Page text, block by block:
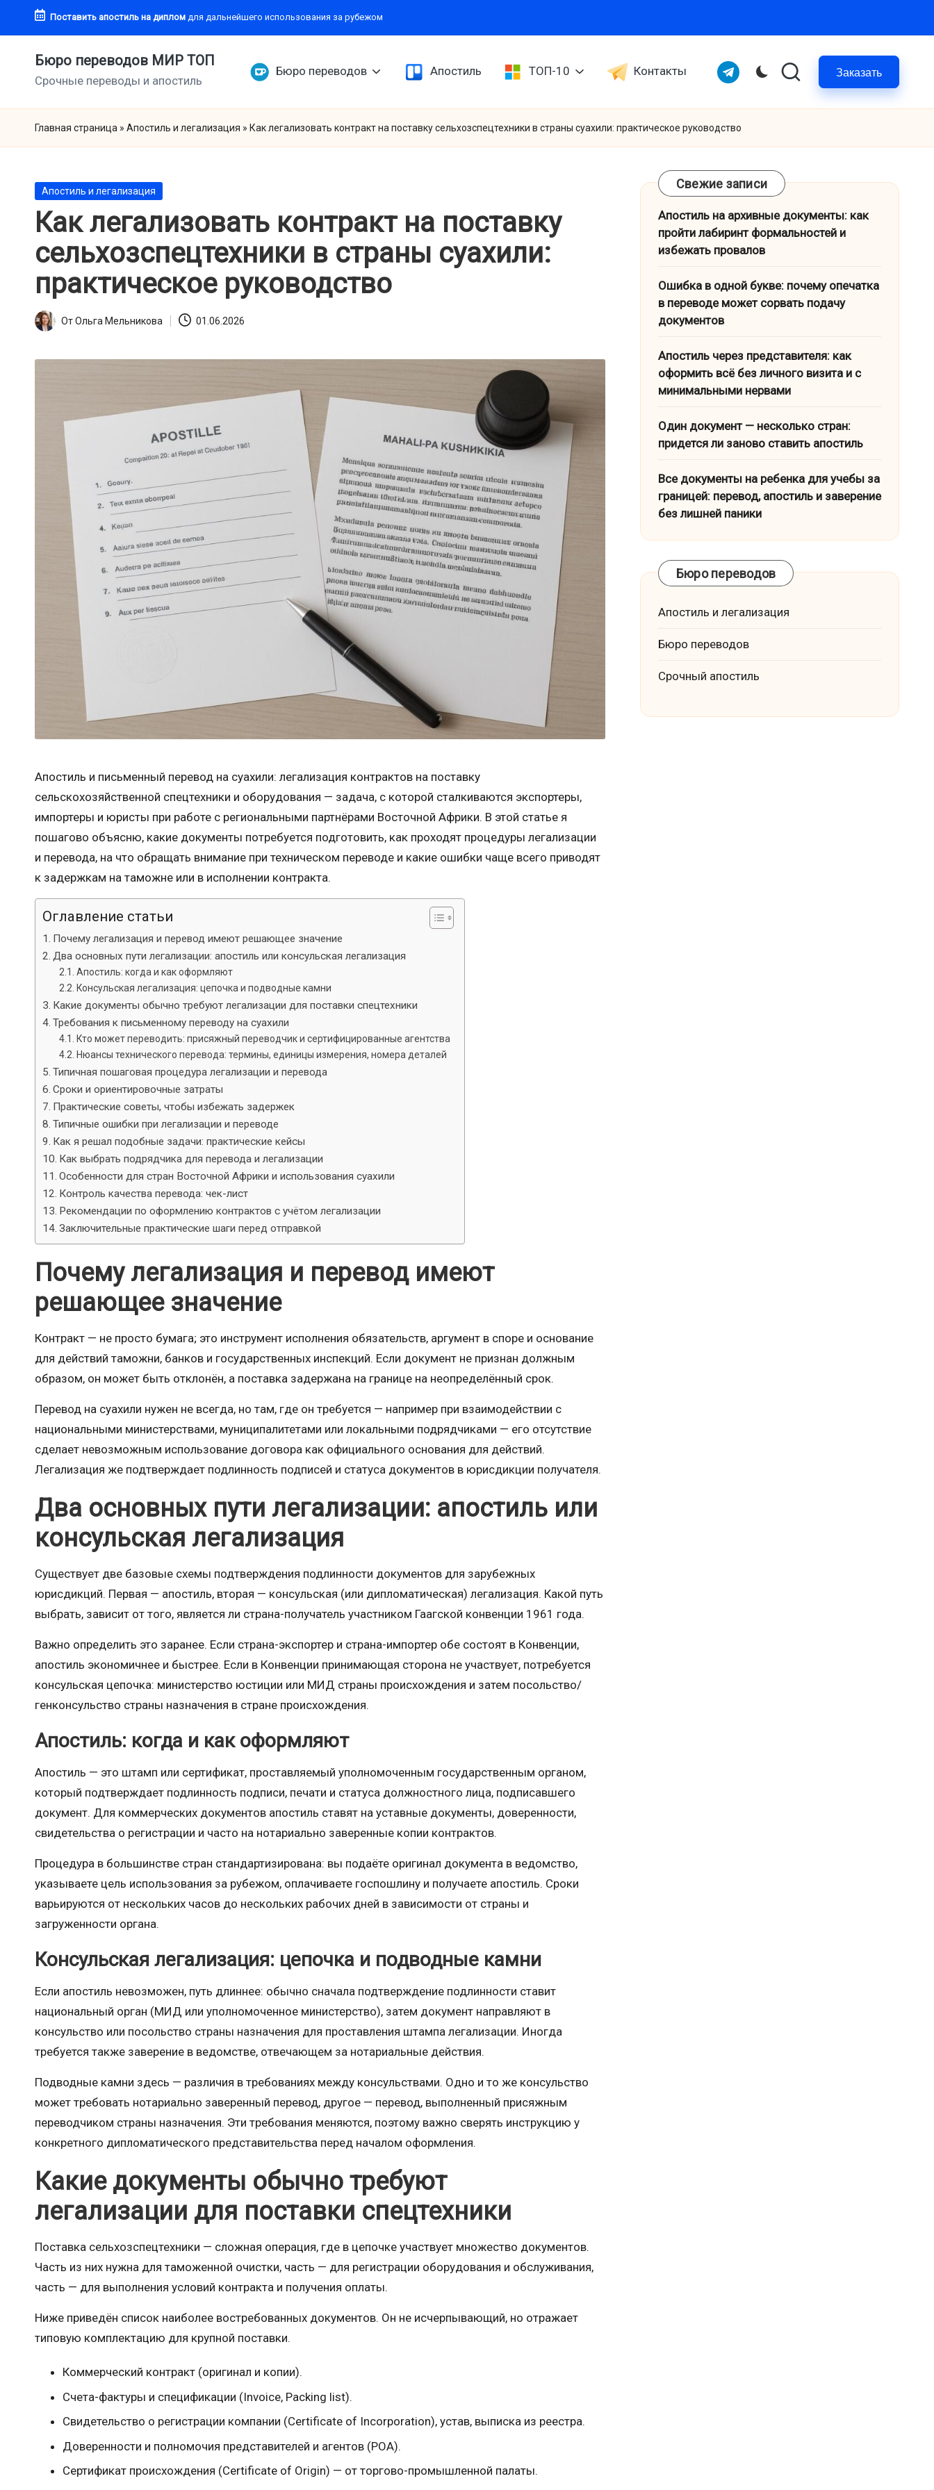
Перейти
содержимому
Поставить апостиль на диплом для дальнейшего использования за рубежом
Бюро переводов МИР ТОП
Срочные переводы и апостиль
Бюро переводов Апостиль ТОП-10 Контакты Telegram Заказать
Главная страница » Апостиль и легализация » Как легализовать контракт на поставку сельхозспецтехники в страны суахили: практическое руководство
Опубликовано
Апостиль и легализация
Как легализовать контракт на поставку
сельхозспецтехники в страны суахили:
практическое руководство
Запись
ОтОльга Мельникова 01.06.2026
Апостиль и письменный перевод на суахили: легализация контрактов на поставку
сельскохозяйственной спецтехники и оборудования — задача, с которой сталкиваются экспортеры,
импортеры и юристы при работе с региональными партнёрами Восточной Африки. В этой статье я
пошагово объясню, какие документы потребуется подготовить, как проходят процедуры легализации
и перевода, на что обращать внимание при техническом переводе и какие ошибки чаще всего приводят
к задержкам на таможне или в исполнении контракта.
Оглавление статьи
Почему легализация и перевод имеют решающее значение
Два основных пути легализации: апостиль или консульская легализация
Апостиль: когда и как оформляют
Консульская легализация: цепочка и подводные камни
Какие документы обычно требуют легализации для поставки спецтехники
Требования к письменному переводу на суахили
Кто может переводить: присяжный переводчик и сертифицированные агентства
Нюансы технического перевода: термины, единицы измерения, номера деталей
Типичная пошаговая процедура легализации и перевода
Сроки и ориентировочные затраты
Практические советы, чтобы избежать задержек
Типичные ошибки при легализации и переводе
Как я решал подобные задачи: практические кейсы
Как выбрать подрядчика для перевода и легализации
Особенности для стран Восточной Африки и использования суахили
Контроль качества перевода: чек-лист
Рекомендации по оформлению контрактов с учётом легализации
Заключительные практические шаги перед отправкой
Почему легализация и перевод имеют
решающее значение
Контракт — не просто бумага; это инструмент исполнения обязательств, аргумент в споре и основание
для действий таможни, банков и государственных инспекций. Если документ не признан должным
образом, он может быть отклонён, а поставка задержана на границе на неопределённый срок.
Перевод на суахили нужен не всегда, но там, где он требуется — например при взаимодействии с
национальными министерствами, муниципалитетами или локальными подрядчиками — его отсутствие
сделает невозможным использование договора как официального основания для действий.
Легализация же подтверждает подлинность подписей и статуса документов в юрисдикции получателя.
Два основных пути легализации: апостиль или
консульская легализация
Существует две базовые схемы подтверждения подлинности документов для зарубежных
юрисдикций. Первая — апостиль, вторая — консульская (или дипломатическая) легализация. Какой путь
выбрать, зависит от того, является ли страна-получатель участником Гаагской конвенции 1961 года.
Важно определить это заранее. Если страна-экспортер и страна-импортер обе состоят в Конвенции,
апостиль экономичнее и быстрее. Если в Конвенции принимающая сторона не участвует, потребуется
консульская цепочка: министерство юстиции или МИД страны происхождения и затем посольство/
генконсульство страны назначения в стране происхождения.
Апостиль: когда и как оформляют
Апостиль — это штамп или сертификат, проставляемый уполномоченным государственным органом,
который подтверждает подлинность подписи, печати и статуса должностного лица, подписавшего
документ. Для коммерческих документов апостиль ставят на уставные документы, доверенности,
свидетельства о регистрации и часто на нотариально заверенные копии контрактов.
Процедура в большинстве стран стандартизирована: вы подаёте оригинал документа в ведомство,
указываете цель использования за рубежом, оплачиваете госпошлину и получаете апостиль. Сроки
варьируются от нескольких часов до нескольких рабочих дней в зависимости от страны и
загруженности органа.
Консульская легализация: цепочка и подводные камни
Если апостиль невозможен, путь длиннее: обычно сначала подтверждение подлинности ставит
национальный орган (МИД или уполномоченное министерство), затем документ направляют в
консульство или посольство страны назначения для проставления штампа легализации. Иногда
требуется также заверение в ведомстве, отвечающем за нотариальные действия.
Подводные камни здесь — различия в требованиях между консульствами. Одно и то же консульство
может требовать нотариально заверенный перевод, другое — перевод, выполненный присяжным
переводчиком страны назначения. Эти требования меняются, поэтому важно сверять инструкцию у
конкретного дипломатического представительства перед началом оформления.
Какие документы обычно требуют
легализации для поставки спецтехники
Поставка сельхозспецтехники — сложная операция, где в цепочке участвует множество документов.
Часть из них нужна для таможенной очистки, часть — для регистрации оборудования и обслуживания,
часть — для выполнения условий контракта и получения оплаты.
Ниже приведён список наиболее востребованных документов. Он не исчерпывающий, но отражает
типовую комплектацию для крупной поставки.
Коммерческий контракт (оригинал и копии).
Счета-фактуры и спецификации (Invoice, Packing list).
Свидетельство о регистрации компании (Certificate of Incorporation), устав, выписка из реестра.
Доверенности и полномочия представителей и агентов (POA).
Сертификат происхождения (Certificate of Origin) — от торгово-промышленной палаты.
Свежие записи
Апостиль на архивные документы: как
пройти лабиринт формальностей и
избежать провалов
Ошибка в одной букве: почему опечатка
в переводе может сорвать подачу
документов
Апостиль через представителя: как
оформить всё без личного визита и с
минимальными нервами
Один документ — несколько стран:
придется ли заново ставить апостиль
Все документы на ребенка для учебы за
границей: перевод, апостиль и заверение
без лишней паники
Бюро переводов
Апостиль и легализация
Бюро переводов
Срочный апостиль